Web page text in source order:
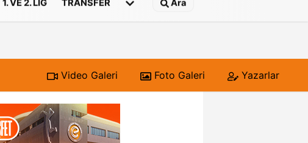
1. VE 2. LIG TRANSFER Ara
Video Galeri Foto Galeri Yazarlar